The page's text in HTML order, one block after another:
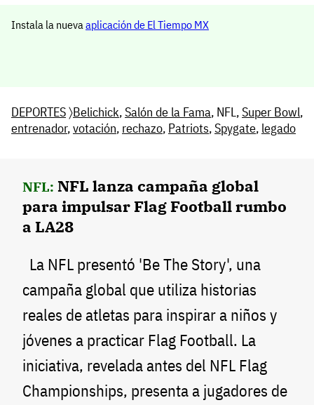
Instala la nueva aplicación de El Tiempo MX
DEPORTES〉Belichick, Salón de la Fama, NFL, Super Bowl,
entrenador,votación, rechazo, Patriots, Spygate, legado
NFL: NFL lanza campaña global
para impulsar Flag Football rumbo
a LA28
La NFL presentó 'Be The Story', una
campaña global que utiliza historias
reales de atletas para inspirar a niños y
jóvenes a practicar Flag Football. La
iniciativa, revelada antes del NFL Flag
Championships, presenta a jugadores de